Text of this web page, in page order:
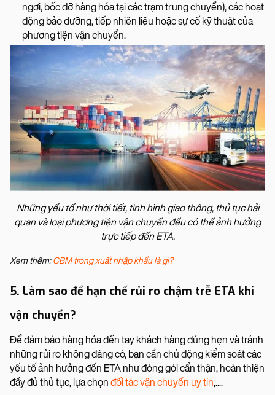
ngơi, bốc dỡ hàng hóa tại các trạm trung chuyển), các hoạt
động bảo dưỡng, tiếp nhiên liệu hoặc sự cố kỹ thuật của
phương tiện vận chuyển.
Những yếu tố như thời tiết, tình hình giao thông, thủ tục hải
quan và loại phương tiện vận chuyển đều có thể ảnh hưởng
trực tiếp đến ETA.
Xem thêm:CBM trong xuất nhập khẩu là gì?
5. Làm sao để hạn chế rủi ro chậm trễ ETA khi
vận chuyển?
Để đảm bảo hàng hóa đến tay khách hàng đúng hẹn và tránh
những rủi ro không đáng có, bạn cần chủ động kiểm soát các
yếu tố ảnh hưởng đến ETA như đóng gói cẩn thận, hoàn thiện
đầy đủ thủ tục, lựa chọn đối tác vận chuyển uy tín,....